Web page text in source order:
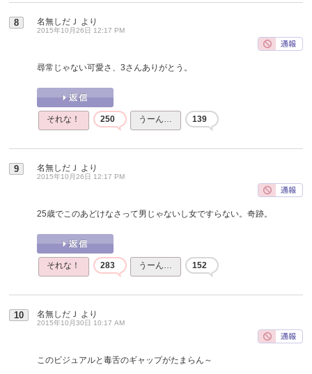
8 名無しだＪ より
2015年10月26日 12:17 PM
尋常じゃない可愛さ、3さんありがとう。
それな！ 250 うーん… 139
9 名無しだＪ より
2015年10月26日 12:17 PM
25歳でこのあどけなさって男じゃないし女ですらない。奇跡。
それな！ 283 うーん… 152
10 名無しだＪ より
2015年10月30日 10:17 AM
このビジュアルと毒舌のギャップがたまらん～